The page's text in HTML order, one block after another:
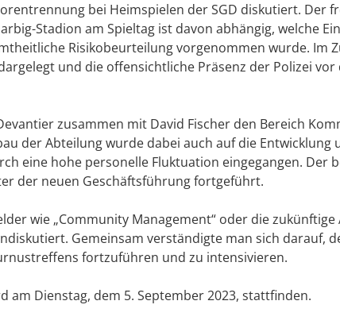
bei Heimspielen der SGD diskutiert. Der
Stadion am Spieltag ist davon abhängig, welche
Risikobeurteilung vorgenommen wurde. Im
und die offensichtliche Präsenz der Polizei vor
zusammen mit David Fischer den Bereich
der Abteilung wurde dabei auch auf die Entwicklung
eine hohe personelle Fluktuation eingegangen. Der
der neuen Geschäftsführung fortgeführt.
wie „Community Management“ oder die
Gemeinsam verständigte man sich darauf,
fortzuführen und zu intensivieren.
am Dienstag, dem 5. September 2023, stattfinden.